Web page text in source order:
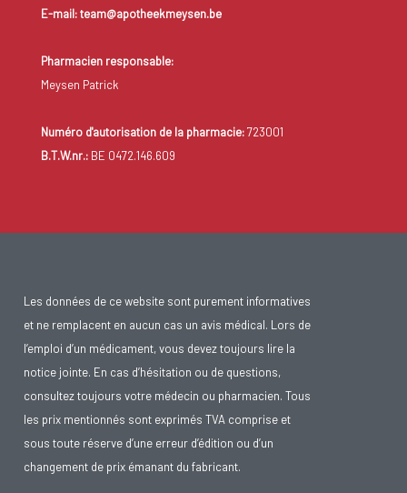
E-mail: team@apotheekmeysen.be
Pharmacien responsable:
Meysen Patrick
Numéro d'autorisation de la pharmacie:723001
B.T.W.nr.:BE 0472.146.609
Les données de ce website sont purement informatives
et ne remplacent en aucun cas un avis médical. Lors de
l’emploi d’un médicament, vous devez toujours lire la
notice jointe. En cas d’hésitation ou de questions,
consultez toujours votre médecin ou pharmacien. Tous
les prix mentionnés sont exprimés TVA comprise et
sous toute réserve d’une erreur d’édition ou d’un
changement de prix émanant du fabricant.